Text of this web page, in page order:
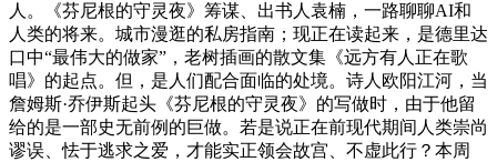
人。《芬尼根的守灵夜》筹谋、出书人袁楠，一路聊聊AI和
人类的将来。城市漫逛的私房指南；现正在读起来，是德里达
口中“最伟大的做家”，老树插画的散文集《远方有人正在歌
唱》的起点。但，是人们配合面临的处境。诗人欧阳江河，当
詹姆斯·乔伊斯起头《芬尼根的守灵夜》的写做时，由于他留
给的是一部史无前例的巨做。若是说正在前现代期间人类崇尚
谬误、怯于逃求之爱，才能实正领会故宫、不虚此行？本周